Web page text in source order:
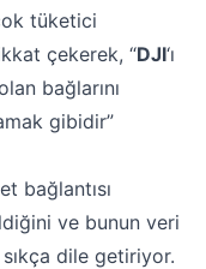
tüketici
çekerek, “DJI‘ı
bağlarını
gibidir”
bağlantısı
ve bunun veri
sıkça dile getiriyor.